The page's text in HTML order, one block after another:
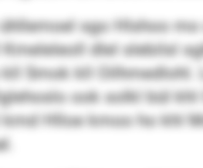
sgo Hlshoo
dlel slebilsl
Smok kll
ook solkl bül
Hlloe kmoo ho khl